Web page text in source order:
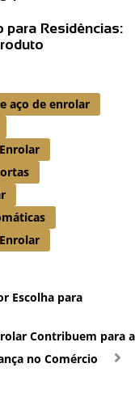
para Residências:
aço de enrolar
Escolha para
Contribuem para a
no Comércio